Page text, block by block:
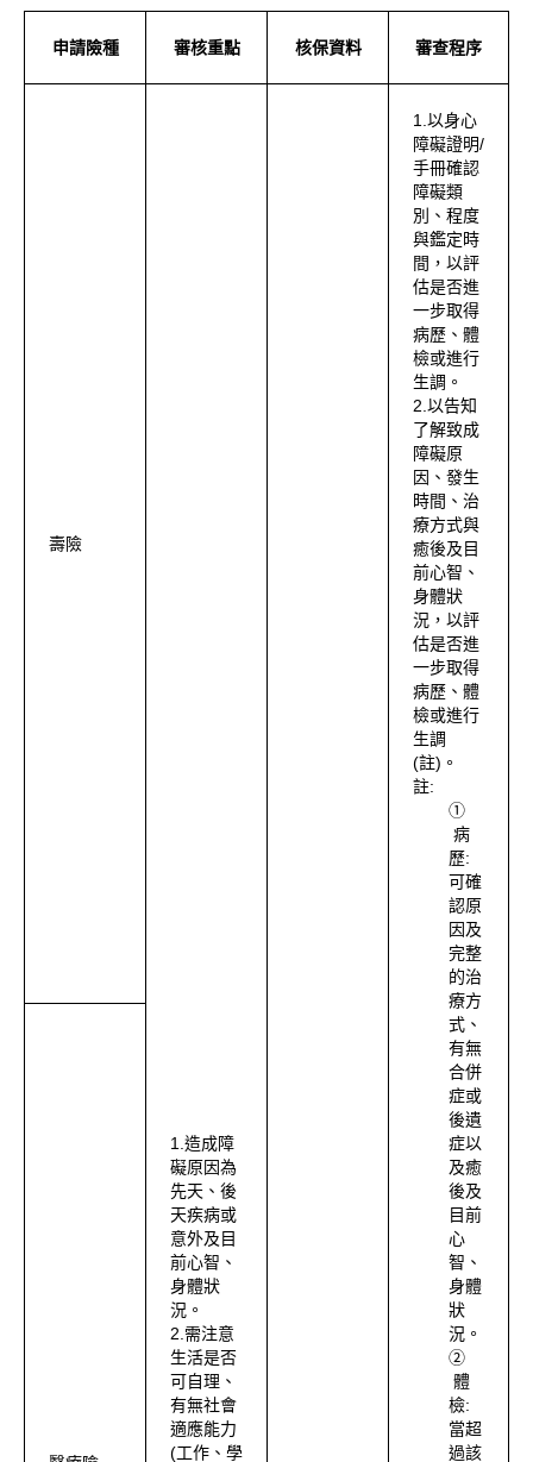
申請險種 審核重點 核保資料 審查程序
壽險
1.造成障
礙原因為
先天、後
天疾病或
意外及目
前心智、
身體狀
況。
2.需注意
生活是否
可自理、
有無社會
適應能力
(工作、學
1.以身心
障礙證明/
手冊確認
障礙類
別、程度
與鑑定時
間，以評
估是否進
一步取得
病歷、體
檢或進行
生調。
2.以告知
了解致成
障礙原
因、發生
時間、治
療方式與
癒後及目
前心智、
身體狀
況，以評
估是否進
一步取得
病歷、體
檢或進行
生調
(註)。
註:
①
病
歷:
可確
認原
因及
完整
的治
療方
式、
有無
合併
症或
後遺
症以
及癒
後及
目前
心
智、
身體
狀
況。
②
體
檢:
當超
過該